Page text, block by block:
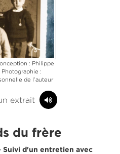
: Philippe
Photographie :
de l’auteur
extrait
du frère
Suivi d'un entretien avec